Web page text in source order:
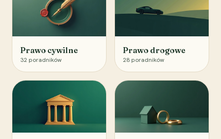
Prawo cywilne
32 poradników
Prawo drogowe
28 poradników